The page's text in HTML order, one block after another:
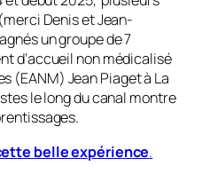
Denis et Jean-
un groupe de 7
d’accueil non médicalisé
(EANM) Jean Piaget à La
le long du canal montre
belle expérience.